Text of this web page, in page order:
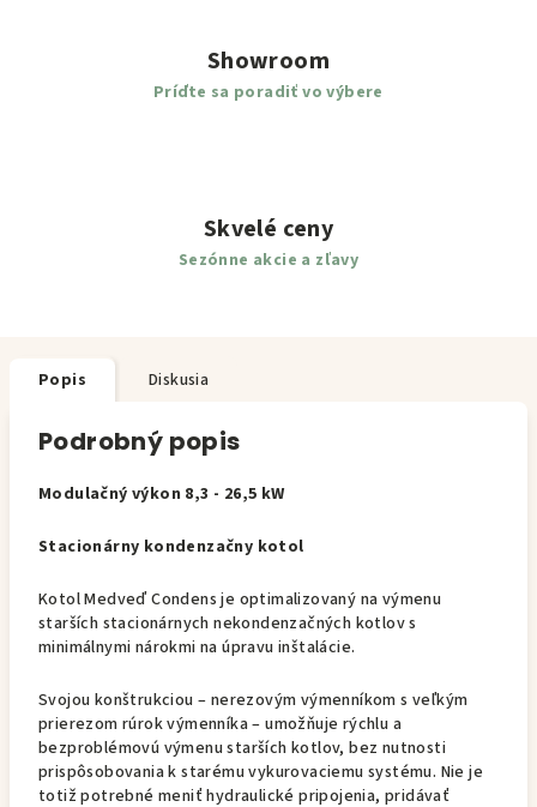
Showroom
Príďte sa poradiť vo výbere
Skvelé ceny
Sezónne akcie a zľavy
Popis Diskusia
Podrobný popis
Modulačný výkon 8,3 - 26,5 kW
Stacionárny kondenzačny kotol
Kotol Medveď Condens je optimalizovaný na výmenu
starších stacionárnych nekondenzačných kotlov s
minimálnymi nárokmi na úpravu inštalácie.
Svojou konštrukciou – nerezovým výmenníkom s veľkým
prierezom rúrok výmenníka – umožňuje rýchlu a
bezproblémovú výmenu starších kotlov, bez nutnosti
prispôsobovania k starému vykurovaciemu systému. Nie je
totiž potrebné meniť hydraulické pripojenia, pridávať